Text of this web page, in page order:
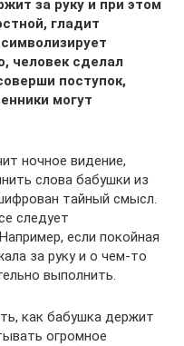
за руку и при этом
гладит
человек сделал
поступок,
могут
ночное видение,
слова бабушки из
тайный смысл.
следует
если покойная
за руку и о чем-то
выполнить.
как бабушка держит
огромное